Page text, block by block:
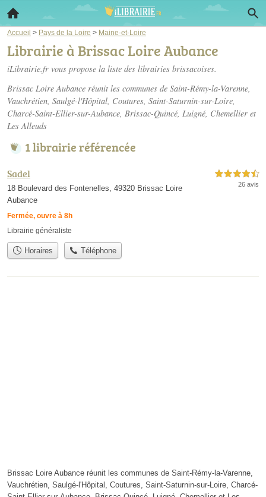
Accueil > Pays de la Loire > Maine-et-Loire
Librairie à Brissac Loire Aubance
iLibrairie.fr vous propose la liste des librairies brissacoises.
Brissac Loire Aubance réunit les communes de Saint-Rémy-la-Varenne,
Vauchrétien, Saulgé-l'Hôpital, Coutures, Saint-Saturnin-sur-Loire,
Charcé-Saint-Ellier-sur-Aubance, Brissac-Quincé, Luigné, Chemellier et
Les Alleuds
1 librairie référencée
Sadel
18 Boulevard des Fontenelles, 49320 Brissac Loire
Aubance
Fermée, ouvre à 8h
4,5 étoiles sur 5
26 avis
Librairie généraliste
Horaires Téléphone
Brissac Loire Aubance réunit les communes de Saint-Rémy-la-Varenne,
Vauchrétien, Saulgé-l'Hôpital, Coutures, Saint-Saturnin-sur-Loire, Charcé-